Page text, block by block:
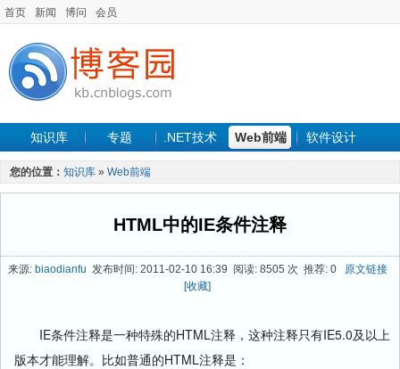
首页 新闻 博问 会员
知识库 专题 .NET技术 Web前端 软件设计
手机开发 软件工程
最新文章
您的位置： 知识库 » Web前端
HTML中的IE条件注释
来源: biaodianfu 发布时间: 2011-02-10 16:39 阅读: 8505 次 推荐: 0
原文链接
[收藏]
IE条件注释是一种特殊的HTML注释，这种注释只有IE5.0及以上
版本才能理解。比如普通的HTML注释是：